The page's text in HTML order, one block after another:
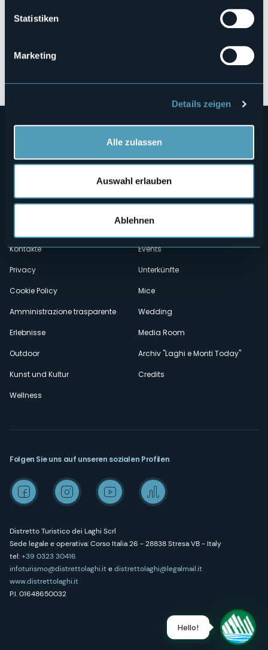
Statistiken
Marketing
Details zeigen
Alle zulassen
Auswahl erlauben
Ablehnen
Menù
secondario
Wer sind wir?
Kontakte
Privacy
Cookie Policy
Amministrazione trasparente
Erlebnisse
Outdoor
Kunst und Kultur
Wellness
Önogastronomie
Events
Unterkünfte
Mice
Wedding
Media Room
Archiv "Laghi e Monti Today"
Credits
Distretto Turistico dei Laghi Scrl
Sede legale e operativa: Corso Italia 26 - 28838 Stresa VB - Italy
tel:+39 0323 30416
infoturismo@distrettolaghi.itedistrettolaghi@legalmail.it
www.distrettolaghi.it
P.I. 01648650032
Folgen Sie uns auf unseren sozialen Profilen